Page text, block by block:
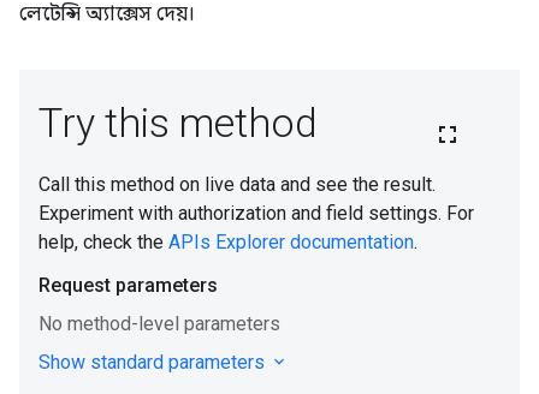
লেটেন্সি অ্যাক্সেস দেয়।